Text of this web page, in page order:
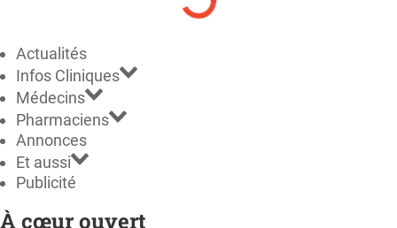
Actualités
Infos Cliniques
Médecins
Pharmaciens
Annonces
Et aussi
Publicité
À cœur ouvert